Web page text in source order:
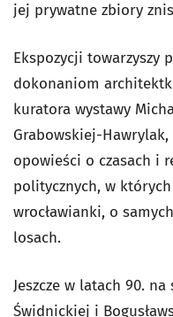
jej prywatne zbiory
Ekspozycji towarzyszy
dokonaniom
kuratora wystawy
Grabowskiej-
opowieści o czasach i
politycznych, w których
wrocławianki, o
losach.
Jeszcze w latach 90.
Świdnickiej i